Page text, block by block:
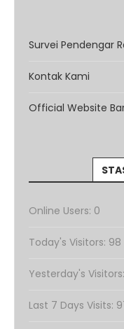
Survei Pendengar
Kontak Kami
Official Website
Online Users: 0
Today's Visitors: 98
Yesterday's Visitors:
Last 7 Days Visits: